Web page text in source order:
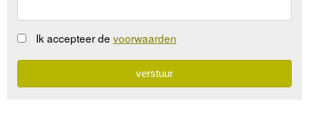
Ik accepteer de voorwaarden